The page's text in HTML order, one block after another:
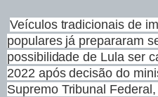
Veículos tradicionais de
populares já prepararam
possibilidade de Lula ser
2022 após decisão do
Supremo Tribunal